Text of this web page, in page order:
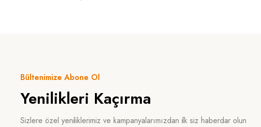
Bültenimize Abone Ol
Yenilikleri Kaçırma
Sizlere özel yeniliklerimiz ve kampanyalarımızdan ilk siz haberdar olun